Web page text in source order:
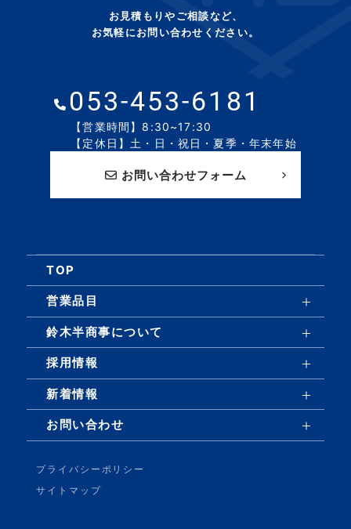
お見積もりやご相談など、
お気軽にお問い合わせください。
053-453-6181
【営業時間】8:30~17:30
【定休日】土・日・祝日・夏季・年末年始
お問い合わせフォーム
TOP
営業品目
鈴木半商事について
採用情報
新着情報
お問い合わせ
プライバシーポリシー
サイトマップ